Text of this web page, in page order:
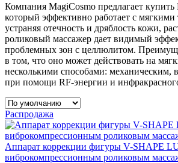
Компания MagiCosmo предлагает купить
который эффективно работает с мягкими
устраняя отечность и дряблость кожи,
роликовый массажер дает видимый
проблемных зон с целлюлитом.
в том, что оно может действовать на
несколькими способами: механическим,
при помощи RF-энергии и
Распродажа
Аппарат коррекции фигуры V-SHAPE
виброкомпрессионным роликовым